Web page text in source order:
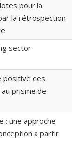
pour la
la rétrospection
sector
positive des
prisme de
: une approche
à partir